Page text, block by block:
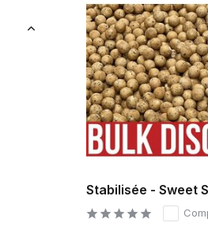
Stabilisée - Sweet